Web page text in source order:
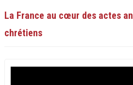
La France au cœur des actes
chrétiens